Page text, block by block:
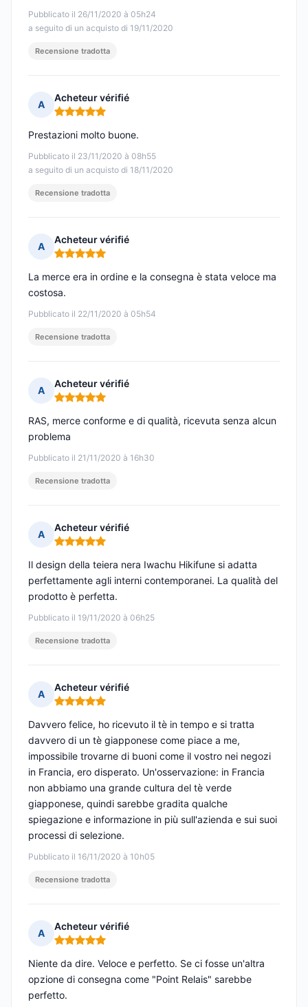
Pubblicato il 26/11/2020 à 05h24
a seguito di un acquisto di 19/11/2020
Recensione tradotta
A
Acheteur vérifié
Nota: 5 su 5
Pubblicato il 23/11/2020 à 08h55
a seguito di un acquisto di 18/11/2020
Prestazioni molto buone.
Recensione tradotta
A
Acheteur vérifié
Nota: 5 su 5
Pubblicato il 22/11/2020 à 05h54
La merce era in ordine e la consegna è stata veloce ma
costosa.
Recensione tradotta
A
Acheteur vérifié
Nota: 5 su 5
Pubblicato il 21/11/2020 à 16h30
RAS, merce conforme e di qualità, ricevuta senza alcun
problema
Recensione tradotta
A
Acheteur vérifié
Nota: 5 su 5
Pubblicato il 19/11/2020 à 06h25
Il design della teiera nera Iwachu Hikifune si adatta
perfettamente agli interni contemporanei. La qualità del
prodotto è perfetta.
Recensione tradotta
A
Acheteur vérifié
Nota: 5 su 5
Pubblicato il 16/11/2020 à 10h05
Davvero felice, ho ricevuto il tè in tempo e si tratta
davvero di un tè giapponese come piace a me,
impossibile trovarne di buoni come il vostro nei negozi
in Francia, ero disperato. Un'osservazione: in Francia
non abbiamo una grande cultura del tè verde
giapponese, quindi sarebbe gradita qualche
spiegazione e informazione in più sull'azienda e sui suoi
processi di selezione.
Recensione tradotta
A
Acheteur vérifié
Nota: 5 su 5
Niente da dire. Veloce e perfetto. Se ci fosse un'altra
opzione di consegna come "Point Relais" sarebbe
perfetto.